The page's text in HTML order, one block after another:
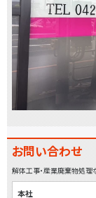
お問い合わせ
解体工事・産業廃棄物処理
本社